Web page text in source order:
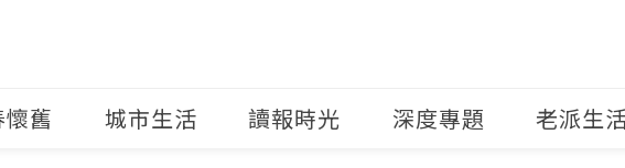
舊 城市生活 讀報時光 深度專題 老派生